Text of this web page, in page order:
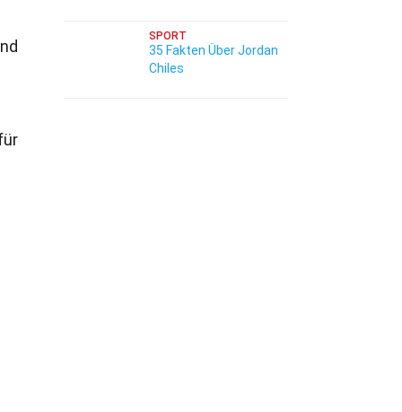
SPORT
35 Fakten Über Jordan
Chiles